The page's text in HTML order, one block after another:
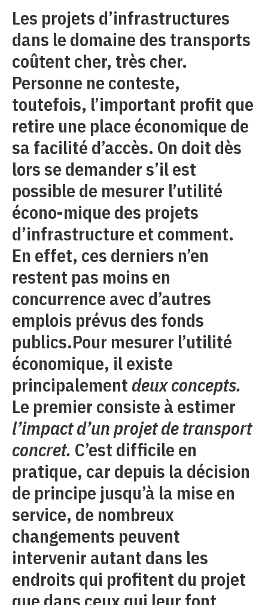
Les projets d’infrastructures
dans le domaine des transports
coûtent cher, très cher.
Personne ne conteste,
toutefois, l’important profit que
retire une place économique de
sa facilité d’accès. On doit dès
lors se demander s’il est
possible de mesurer l’utilité
écono-mique des projets
d’infrastructure et comment.
En effet, ces derniers n’en
restent pas moins en
concurrence avec d’autres
emplois prévus des fonds
publics.Pour mesurer l’utilité
économique, il existe
principalement deux concepts.
Le premier consiste à estimer
l’impact d’un projet de transport
concret. C’est difficile en
pratique, car depuis la décision
de principe jusqu’à la mise en
service, de nombreux
changements peuvent
intervenir autant dans les
endroits qui profitent du projet